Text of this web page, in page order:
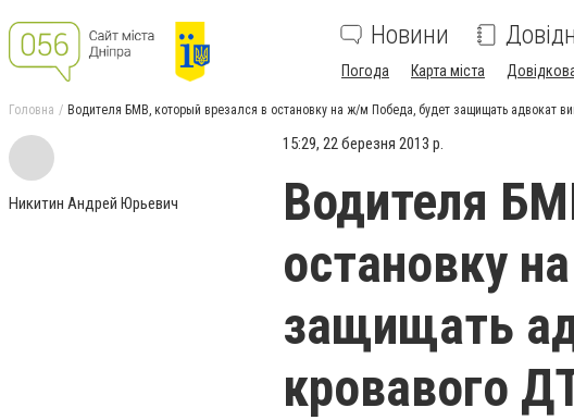
Новини
Погода Карта міста
Головна Водителя БМВ, который врезался в остановку на ж/м Победа, будет защищать адвокат
Никитин Андрей Юрьевич
15:29, 22 березня 2013 р.
Водителя
остановку
защищать
кровавого